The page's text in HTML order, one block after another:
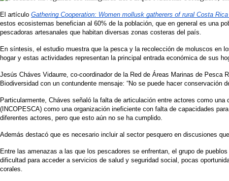
El artículo Gathering Cooperation: Women mollusk gatherers of rural Costa
estos ecosistemas benefician al 60% de la población, que en general es una
pescadoras artesanales que habitan diversas zonas costeras del país.
En síntesis, el estudio muestra que la pesca y la recolección de moluscos en
hogar y estas actividades representan la principal entrada económica de sus
Jesús Cháves Vidaurre, co-coordinador de la Red de Áreas Marinas de Pesca
Biodiversidad con un contundente mensaje: “No se puede hacer
Particularmente, Cháves señaló la falta de articulación entre actores como
(INCOPESCA) como una organización ineficiente con falta de capacidades
diferentes actores, pero que esto aún no se ha cumplido.
Además destacó que es necesario incluir al sector pesquero en discusiones
Entre las amenazas a las que los pescadores se enfrentan, el grupo de
dificultad para acceder a servicios de salud y seguridad social, pocas
corales.